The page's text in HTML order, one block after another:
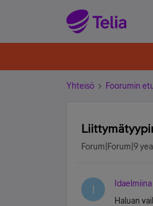
Yhteisö Foorumin
Forum|Forum|9
I Idaelmiina
Haluan